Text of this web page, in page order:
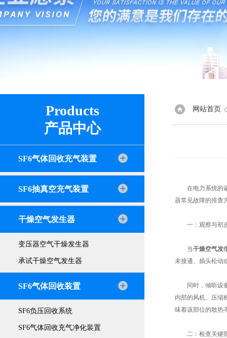
Products
产品中心
SF6气体回收充气装置
SF6抽真空充气装置
干燥空气发生器
变压器空气干燥发生器
承试干燥空气发生器
SF6气体回收装置
SF6负压回收系统
SF6气体回收充气净化装置
网站首页
在电力系统的诸
器常见故障的排查
一：观察与初
当干燥空气发
未接通、插头松动
同时，倾听设备
内部的风机、压缩
味着该部位的散热
二：检查关键